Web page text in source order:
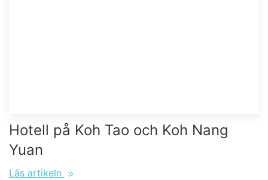
Hotell på Koh Tao och Koh Nang
Yuan
Läs artikeln